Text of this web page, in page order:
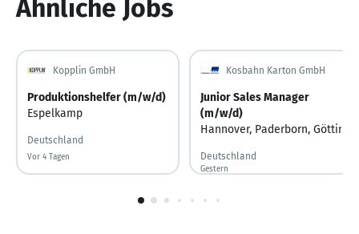
Ähnliche Jobs
Kopplin GmbH
Produktionshelfer (m/w/d)
Espelkamp
Deutschland
Vor 4 Tagen
Vor 4 Tagen veröffentlicht
Kosbahn Karton GmbH
Junior Sales Manager
(m/w/d)
Hannover, Paderborn,
Deutschland
Gestern
Gestern veröffentlicht
1